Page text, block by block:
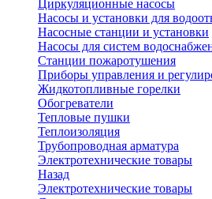
Циркуляционные насосы
Насосы и установки для
Насосные станции и установки
Насосы для систем
Станции пожаротушения
Приборы управления и
Жидкотопливные горелки
Обогреватели
Тепловые пушки
Теплоизоляция
Трубопроводная арматура
Электротехнические товары
Назад
Электротехнические товары